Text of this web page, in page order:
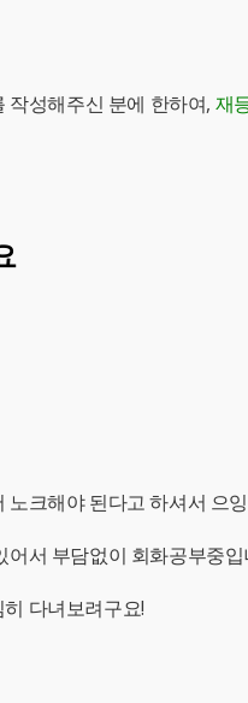
성해주신 분에 한하여, 재
크해야 된다고 하셔서 으
서 부담없이 회화공부중입
다녀보려구요!